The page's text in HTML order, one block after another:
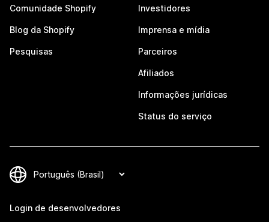
Comunidade Shopify
Blog da Shopify
Pesquisas
Investidores
Imprensa e mídia
Parceiros
Afiliados
Informações jurídicas
Status do serviço
Login de desenvolvedores